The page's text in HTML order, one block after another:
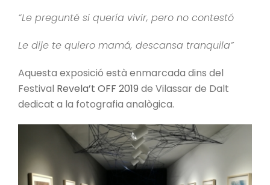
“Le pregunté si quería vivir, pero no contestó
Le dije te quiero mamá, descansa tranquila”
Aquesta exposició està enmarcada dins del
Festival Revela’t OFF 2019 de Vilassar de Dalt
dedicat a la fotografia analògica.